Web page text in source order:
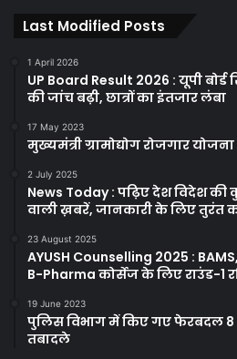
Last Modified Posts
1 April 2026
UP Board Result 2026 : यूपी बोर्ड
की जांच बढ़ी, छात्रों का इंतजार लंबा
17 May 2023
मुख्यमंत्री ग्रामोद्योग रोजगार
2 July 2025
News Today : पढ़िए देश विदेश
वाली ख़बरें, जानकारी के लिए तुरंत
23 August 2025
AYUSH Counselling 2025 :
B-Pharma कोर्सेज के लिए राउंड-1
19 June 2023
पुलिस विभाग में किए गए फेरबदल
तबादले